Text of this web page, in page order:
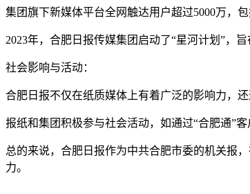
集团旗下新媒体平台全网触达用户超过5000万，
2023年，合肥日报传媒集团启动了“星河计划”，
社会影响与活动：
合肥日报不仅在纸质媒体上有着广泛的影响力，
报纸和集团积极参与社会活动，如通过“合肥通”
总的来说，合肥日报作为中共合肥市委的机关报
力。